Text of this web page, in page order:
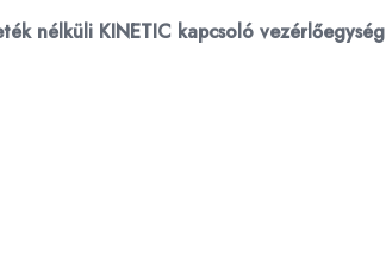
nélküli KINETIC kapcsoló